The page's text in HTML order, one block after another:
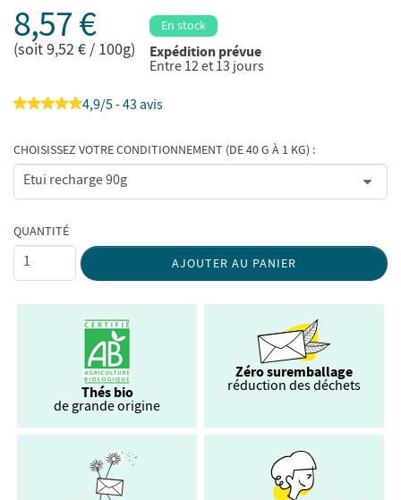
8,57 €
(soit 9,52 € / 100g)
En stock
Expédition prévue
Entre 12 et 13 jours
4,9/5 - 43 avis
CHOISISSEZ VOTRE CONDITIONNEMENT (DE 40 G À 1 KG) :
QUANTITÉ
AJOUTER AU PANIER
Thés bio
de grande origine
Zéro suremballage
réduction des déchets